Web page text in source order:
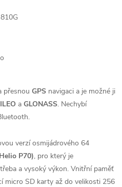
přesnou GPS navigaci a je možné ji
a GLONASS. Nechybí
verzí osmijádrového 64
P70), pro který je
a vysoký výkon. Vnitřní paměť
micro SD karty až do velikosti 256